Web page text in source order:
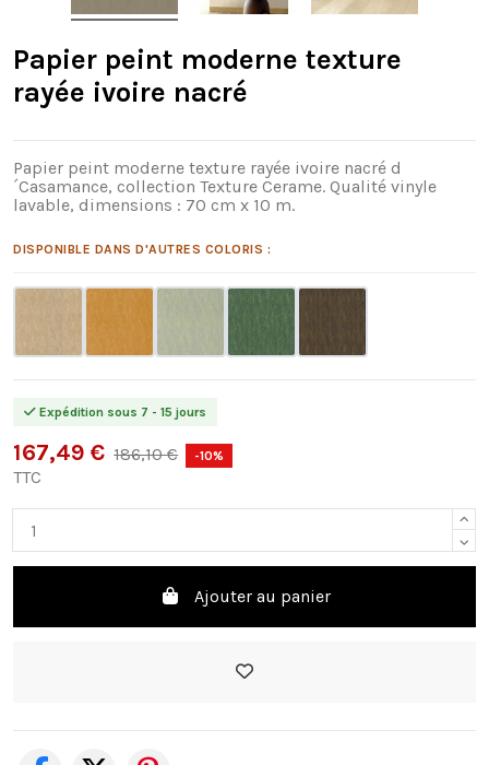
Papier peint moderne texture
rayée ivoire nacré
Papier peint moderne texture rayée ivoire nacré d
´Casamance, collection Texture Cerame. Qualité vinyle
lavable, dimensions : 70 cm x 10 m.
DISPONIBLE DANS D'AUTRES COLORIS :
Expédition sous 7 - 15 jours
167,49 € 186,10 € -10%
TTC
Ajouter au panier